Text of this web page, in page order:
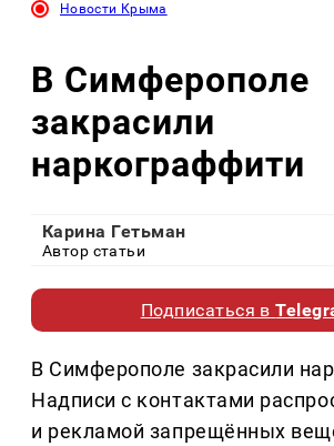
Новости Крыма
В Симферополе
закрасили
наркограффити
Карина Гетьман
Автор статьи
Подписаться в
В Симферополе закрасили
Надписи с контактами
и рекламой запрещённых